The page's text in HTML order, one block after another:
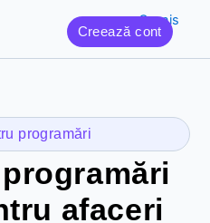
Creează cont
programări
afaceri